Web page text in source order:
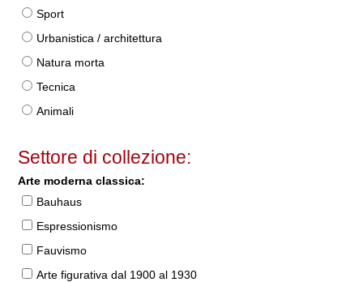
Sport
Urbanistica / architettura
Natura morta
Tecnica
Animali
Settore di collezione:
Arte moderna classica:
Bauhaus
Espressionismo
Fauvismo
Arte figurativa dal 1900 al 1930